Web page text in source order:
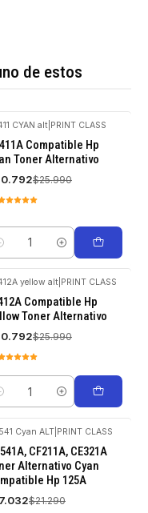
de estos
-20%
OFF
CYAN alt PRINT CLASS
Compatible Hp
Toner Alternativo
$25.990
-20%
OFF
yellow alt PRINT CLASS
Compatible Hp
Toner Alternativo
$25.990
-20%
OFF
Cyan ALT PRINT CLASS
CF211A, CE321A
Alternativo Cyan
Hp 125A
$21.290